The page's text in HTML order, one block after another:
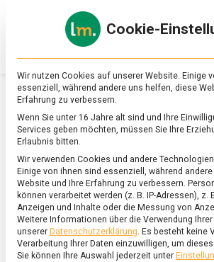
zu
&
SCHLAGWORT:TORTELLONI
Cookie-
Wir nutzen Cookies auf unserer Website. Einige
essenziell, während andere uns helfen, diese
Erfahrung zu verbessern.
Wenn Sie unter 16 Jahre alt sind und Ihre
Services geben möchten, müssen Sie Ihre
Erlaubnis bitten.
Wir verwenden Cookies und andere
Einige von ihnen sind essenziell, während
Website und Ihre Erfahrung zu verbessern.
können verarbeitet werden (z. B. IP-Adressen),
Anzeigen und Inhalte oder die Messung von
Weitere Informationen über die Verwendung Ihrer
unserer Datenschutzerklärung. Es besteht keine
Verarbeitung Ihrer Daten einzuwilligen, um
Sie können Ihre Auswahl jederzeit unter